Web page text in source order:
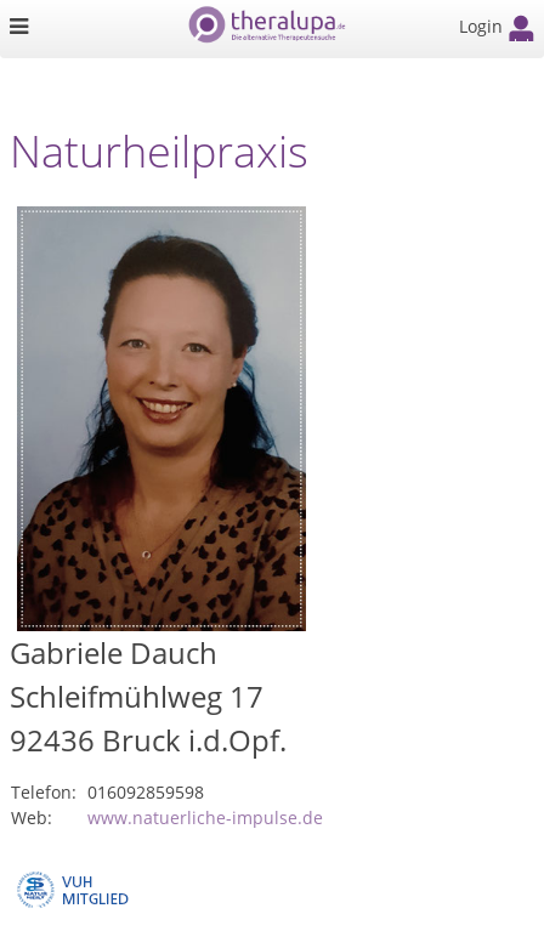
Login
Naturheilpraxis
Gabriele Dauch
Schleifmühlweg 17
92436 Bruck i.d.Opf.
Telefon: 016092859598
Web:
www.natuerliche-impulse.de